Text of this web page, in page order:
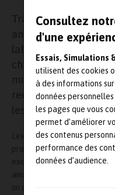
Consultez
d'une
Essais, Simulations
utilisent des cookies
à des informations
données
les pages que vous
permet d’améliorer
des contenus
performance des
données d’audience.
Travaillant ensemble
années,Pprimeet le
laboratoire commun,
chocs et
murs » mettra en
recherche communs
les compétences
Les premiers projets de
prolongement de travaux
exemple d’aborder le
ainsi que la mécanique des
un comité de pilotage